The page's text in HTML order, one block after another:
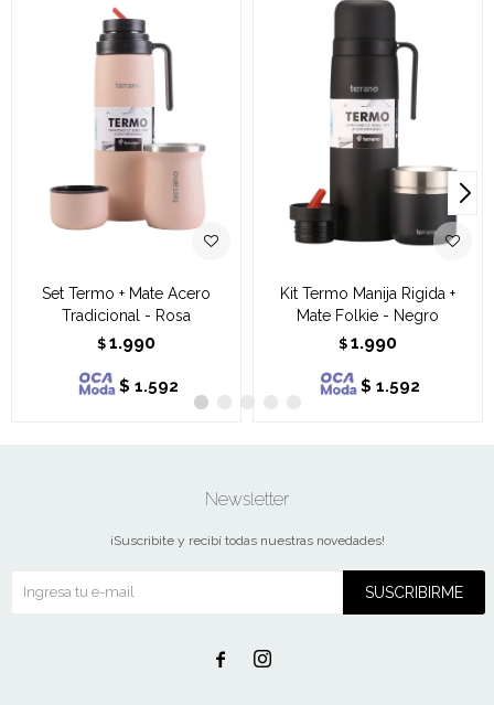
Set Termo + Mate Acero
Tradicional - Rosa
$ 1.990
$ 1.592
Kit Termo Manija Rigida +
Mate Folkie - Negro
$ 1.990
$ 1.592
Newsletter
¡Suscribite y recibí todas nuestras novedades!
SUSCRIBIRME
 